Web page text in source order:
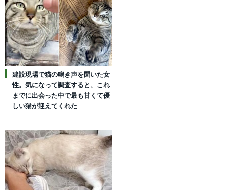
建設現場で猫の鳴き声を聞いた女
性。気になって調査すると、これ
までに出会った中で最も甘くて優
しい猫が迎えてくれた